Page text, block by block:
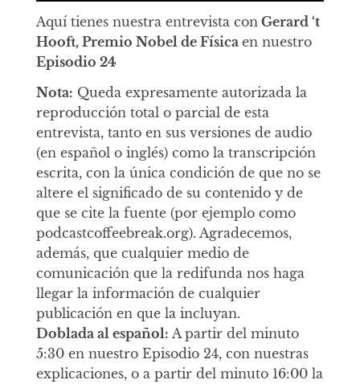
Aquí tienes nuestra entrevista con Gerard ‘t
Hooft, Premio Nobel de Física en nuestro
Episodio 24
Nota: Queda expresamente autorizada la
reproducción total o parcial de esta
entrevista, tanto en sus versiones de audio
(en español o inglés) como la transcripción
escrita, con la única condición de que no se
altere el significado de su contenido y de
que se cite la fuente (por ejemplo como
podcastcoffeebreak.org). Agradecemos,
además, que cualquier medio de
comunicación que la redifunda nos haga
llegar la información de cualquier
publicación en que la incluyan.
Doblada al español: A partir del minuto
5:30 en nuestro Episodio 24, con nuestras
explicaciones, o a partir del minuto 16:00 la